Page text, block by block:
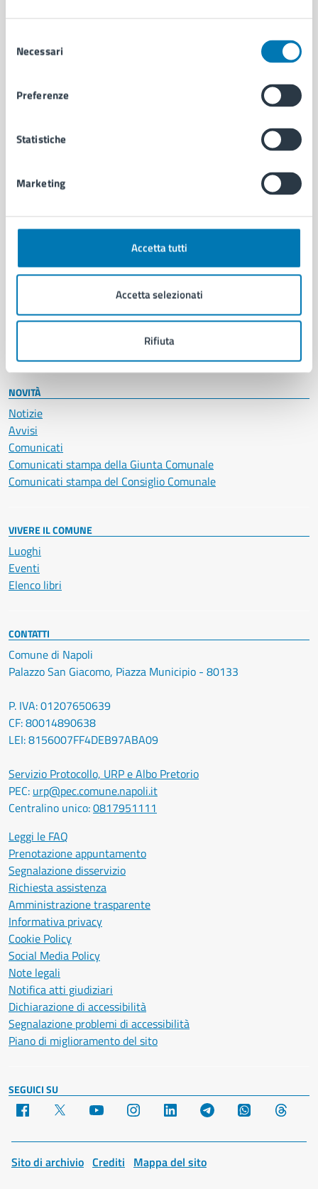
delNecessari
Preferenze
Statistiche
Marketing
Accetta tutti
Accetta selezionati
Rifiuta
Politici
Documenti e dati
Intranet, posta aziendale e protocollo
Anagrafe e stato civile
Cultura e tempo libero
Giustizia e sicurezza pubblica
Salute, benessere e assistenza
Servizi Cimiteriali
NOVITÀ
Notizie
Avvisi
Comunicati
Comunicati stampa della Giunta Comunale
Comunicati stampa del Consiglio Comunale
VIVERE IL COMUNE
Luoghi
Eventi
Elenco libri
CONTATTI
Comune di Napoli
Palazzo San Giacomo, Piazza Municipio - 80133
P. IVA: 01207650639
CF: 80014890638
LEI: 8156007FF4DEB97ABA09
Servizio Protocollo, URP e Albo Pretorio
PEC: urp@pec.comune.napoli.it
Centralino unico:0817951111
Leggi le FAQ
Prenotazione appuntamento
Segnalazione disservizio
Richiesta assistenza
Amministrazione trasparente
Informativa privacy
Cookie Policy
Social Media Policy
Note legali
Notifica atti giudiziari
Dichiarazione di accessibilità
Segnalazione problemi di accessibilità
Piano di miglioramento del sito
SEGUICI SU
Facebook YouTube Instagram LinkedIn Telegram WhatsApp
Sito di archivio Crediti Mappa del sito